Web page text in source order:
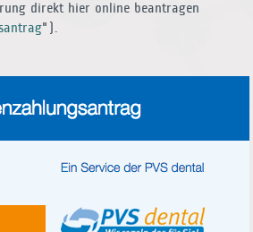
direkt hier online beantragen
").